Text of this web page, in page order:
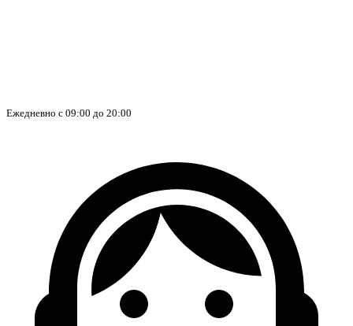
Ежедневно с 09:00 до 20:00